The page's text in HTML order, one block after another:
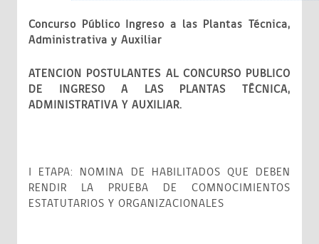
Concurso Público Ingreso a las Plantas Técnica,
Administrativa y Auxiliar
ATENCION POSTULANTES AL CONCURSO PUBLICO
DE INGRESO A LAS PLANTAS TÉCNICA,
ADMINISTRATIVA Y AUXILIAR.
I ETAPA: NOMINA DE HABILITADOS QUE DEBEN
RENDIR LA PRUEBA DE COMNOCIMIENTOS
ESTATUTARIOS Y ORGANIZACIONALES